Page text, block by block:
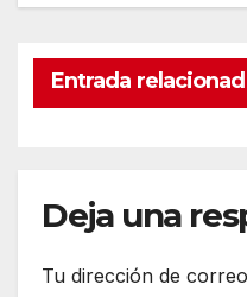
Entrada
Deja una
Tu dirección de